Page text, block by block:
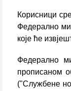
Корисници
Федерално
које ће
Федерално
прописаном
("Службене